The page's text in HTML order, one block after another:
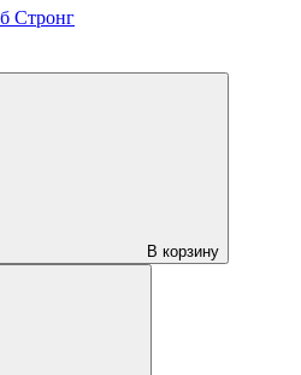
Стронг
В корзину